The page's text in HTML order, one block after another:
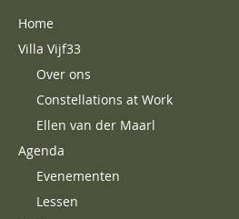
Home
Villa Vijf33
Over ons
Constellations at Work
Ellen van der Maarl
Agenda
Evenementen
Lessen